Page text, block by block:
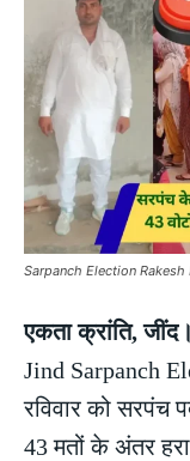
Sarpanch Election
एकता क्रांति, जींद।
Jind Sarpanch
रविवार को
43 मतों के अंतर